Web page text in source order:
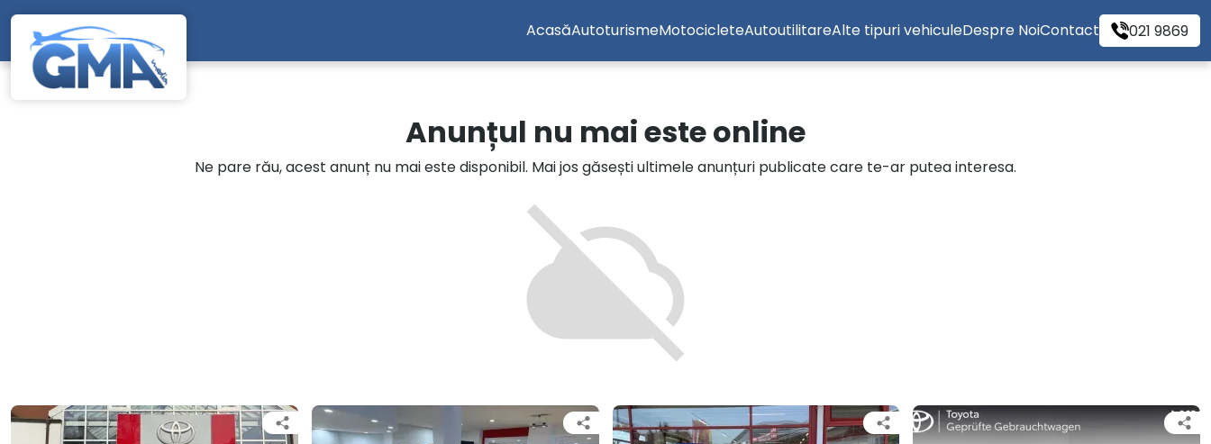
Mergi direct la conținutul principal
AcasăAutoturismeMotocicleteAutoutilitareAlte tipuri vehiculeDespre NoiContact 021 9869
Anunțul nu mai este online
Ne pare rău, acest anunț nu mai este disponibil. Mai jos găsești ultimele anunțuri publicate care te-ar putea interesa.